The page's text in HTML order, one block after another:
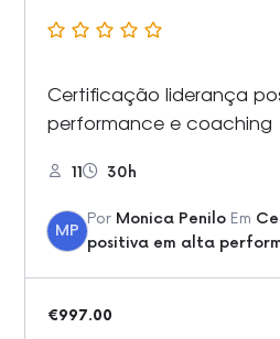
Certificação liderança
performance e coaching
11 30h
MP
Por Monica Penilo Em
positiva em alta
€997.00